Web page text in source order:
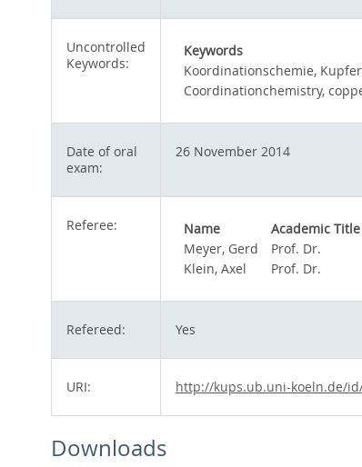
Uncontrolled
Keywords:
Keywords
Koordinationschemie,
Coordinationchemistry,
Date of oral
exam:
26 November 2014
Referee: Name
Academic Title
Meyer, Gerd
Prof. Dr.
Klein, Axel
Prof. Dr.
Refereed: Yes
URI: http://kups.ub.uni-koeln.de/
Downloads